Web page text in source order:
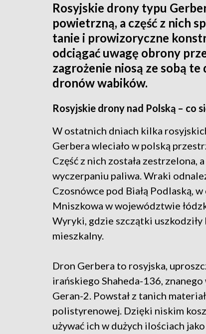
Rosyjskie drony typu
powietrzną, a część z nich
tanie i prowizoryczne
odciągać uwagę obrony
zagrożenie niosą ze sobą te
dronów wabików.
Rosyjskie drony nad Polską – co
W ostatnich dniach kilka
Gerbera wleciało w polską
Część z nich została zestrzelona,
wyczerpaniu paliwa. Wraki
Czosnówce pod Białą Podlaską,
Mniszkowa w województwie
Wyryki, gdzie szczątki uszkodziły
mieszkalny.
Dron Gerbera to rosyjska,
irańskiego Shaheda-136, znanego
Geran-2. Powstał z tanich
polistyrenowej. Dzięki niskim
używać ich w dużych ilościach